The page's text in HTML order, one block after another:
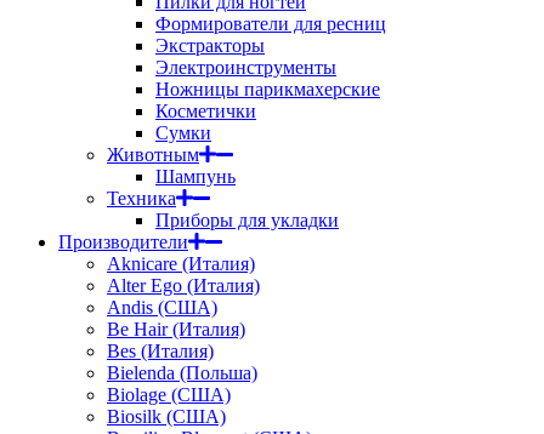
Формирователи для ресниц
Экстракторы
Электроинструменты
Ножницы парикмахерские
Косметички
Сумки
Животным
Шампунь
Техника
Приборы для укладки
Производители
Aknicare (Италия)
Alter Ego (Италия)
Andis (США)
Be Hair (Италия)
Bes (Италия)
Bielenda (Польша)
Biolage (США)
Biosilk (США)